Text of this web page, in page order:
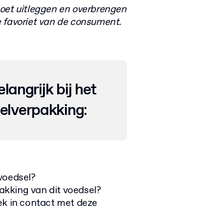
uitleggen en overbrengen
van de consument.
bij het
van dit voedsel?
in contact met deze